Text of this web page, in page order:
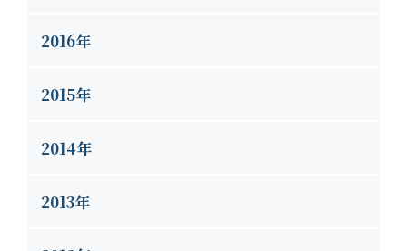
2016年
2015年
2014年
2013年